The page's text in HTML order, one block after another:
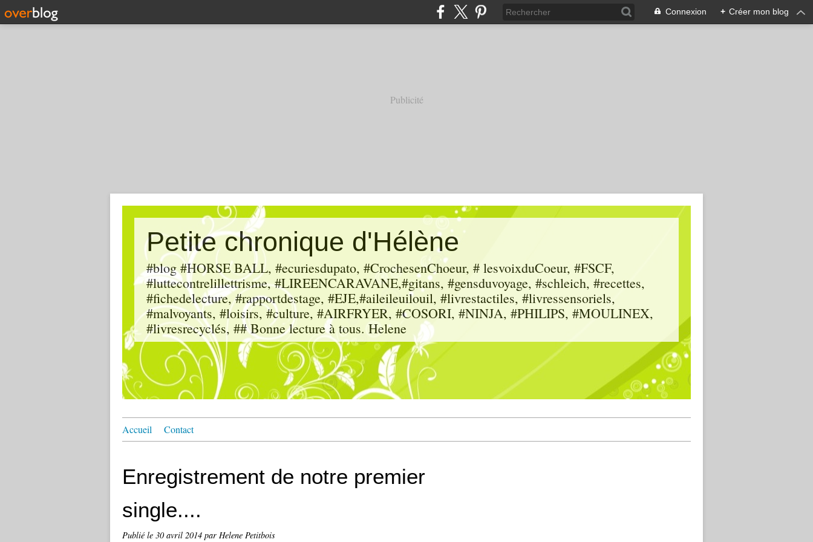
Connexion + Créer mon blog
Publicité
Petite chronique d'Hélène
#blog #HORSE BALL, #ecuriesdupato, #CrochesenChoeur, # lesvoixduCoeur, #FSCF,
#luttecontrelillettrisme, #LIREENCARAVANE,#gitans, #gensduvoyage, #schleich, #recettes,
#fichedelecture, #rapportdestage, #EJE,#aileileuilouil, #livrestactiles, #livressensoriels,
#malvoyants, #loisirs, #culture, #AIRFRYER, #COSORI, #NINJA, #PHILIPS, #MOULINEX,
#livresrecyclés, ## Bonne lecture à tous. Helene
Accueil Contact
Enregistrement de notre premier
single....
Publié le 30 avril 2014 par Helene Petitbois